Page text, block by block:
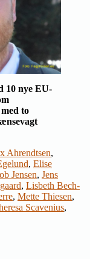
10 nye EU-
to
Ahrendtsen,
, Elise
Jensen, Jens
, Lisbeth Bech-
, Mette Thiesen,
Scavenius,